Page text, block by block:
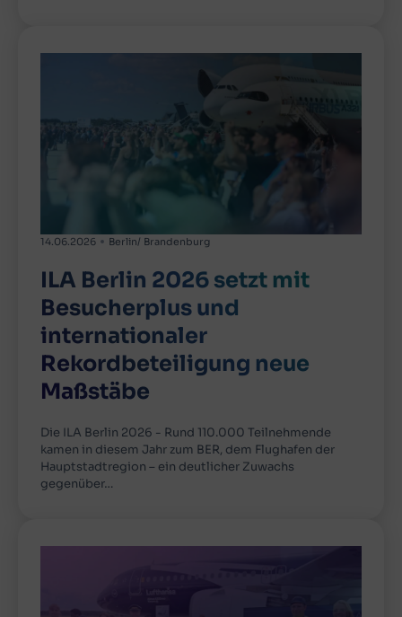
14.06.2026 Berlin/ Brandenburg
ILA Berlin 2026 setzt mit
Besucherplus und
internationaler
Rekordbeteiligung neue
Maßstäbe
Die ILA Berlin 2026 - Rund 110.000 Teilnehmende
kamen in diesem Jahr zum BER, dem Flughafen der
Hauptstadtregion – ein deutlicher Zuwachs
gegenüber…